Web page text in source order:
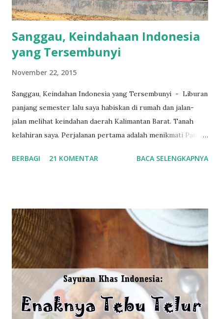
tradisional khas Korea yaitu H...
Sanggau, Keindahaan Indonesia
yang Tersembunyi
November 22, 2015
Sanggau, Keindahan Indonesia yang Tersembunyi - Liburan
panjang semester lalu saya habiskan di rumah dan jalan-
jalan melihat keindahan daerah Kalimantan Barat. Tanah
kelahiran saya. Perjalanan pertama adalah menikmati Pantai
Idul Fitri. Dan menjelajahi Pulau Seribu Bagan atau Pulau
terletak di tengah-tengah juga berada di bagian utara
provinsi Kalimantan Barat ini ternyata memiliki pesona alam
maupun wisata yang menarik serta patut dikunjungi.
Perjalanan dari Kota Pontianak menuju Kota Sanggau
memakan waktu sekitar 7-8 jam menggunakan mobil
pribadi. Pak Su (paman), Mak Su (bibi) berserta anaknya yang
berusia tiga tahun pun ikut pergi. Selain itu ada Kak As
(teman Mama) dan Wulan (anak binaan panti tahfidzh di
BERBAGI 21 KOMENTAR BACA SELENGKAPNYA